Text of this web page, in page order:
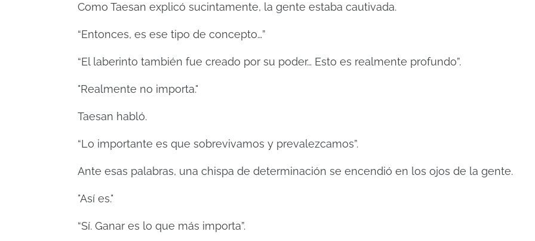
Como Taesan explicó sucintamente, la gente estaba cautivada.
“Entonces, es ese tipo de concepto…”
“El laberinto también fue creado por su poder… Esto es realmente profundo”.
"Realmente no importa."
Taesan habló.
“Lo importante es que sobrevivamos y prevalezcamos”.
Ante esas palabras, una chispa de determinación se encendió en los ojos de la gente.
"Así es."
“Sí. Ganar es lo que más importa”.